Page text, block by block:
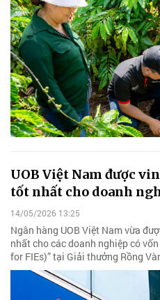
UOB Việt Nam được
tốt nhất cho doanh
14/05/2026 13:25
Ngân hàng UOB Việt Nam vừa
nhất cho các doanh nghiệp có
for FIEs)” tại Giải thưởng Rồng